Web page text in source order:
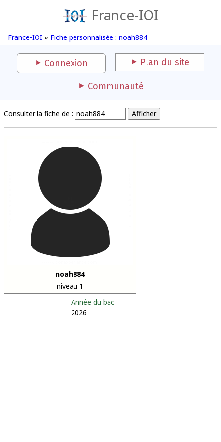
France-IOI
France-IOI » Fiche personnalisée : noah884
Connexion Plan du site
Communauté
Consulter la fiche de :
noah884
niveau 1
Année du bac
2026